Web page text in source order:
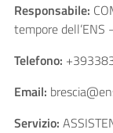
Responsabile:
tempore dell’ENS
Telefono:
Email:
Servizio: